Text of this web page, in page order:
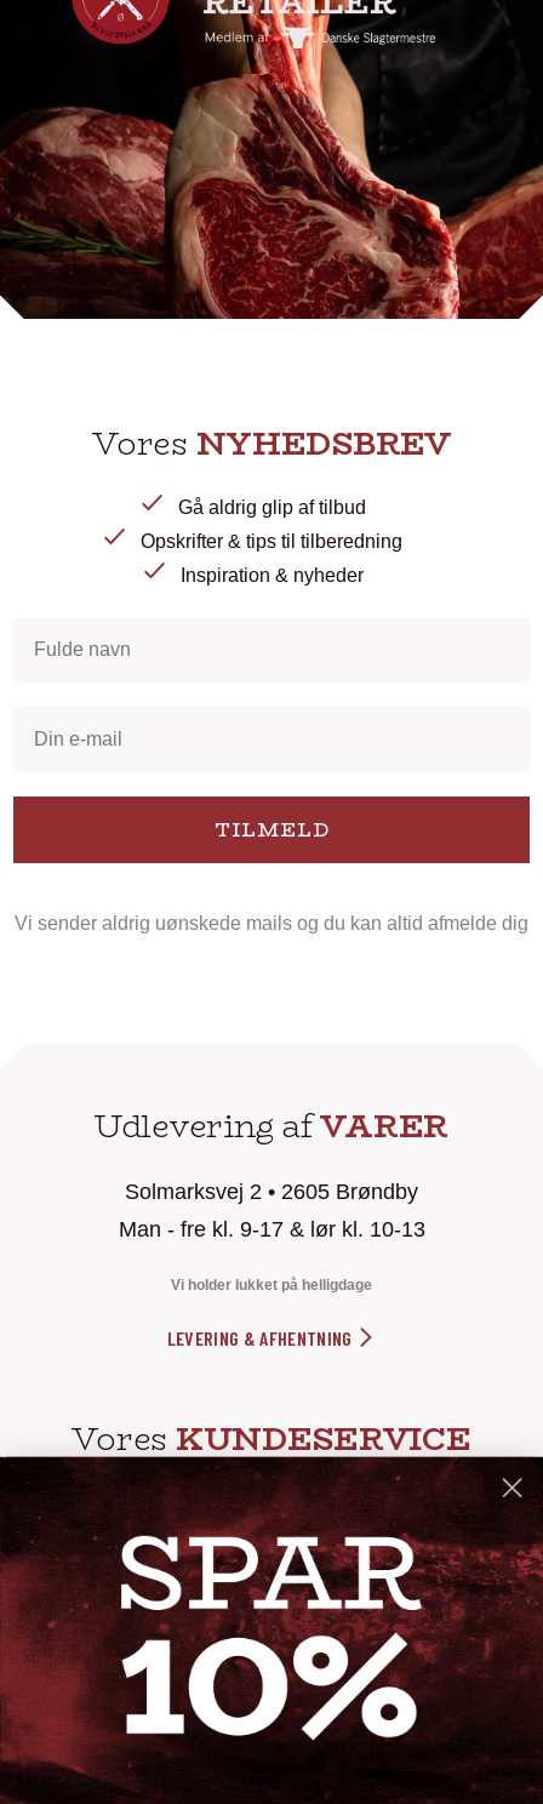
Vores NYHEDSBREV
Gå aldrig glip af tilbud
Opskrifter & tips til tilberedning
Inspiration & nyheder
TILMELD
Vi sender aldrig uønskede mails og du kan altid afmelde dig
Udlevering afVARER
Solmarksvej 2 • 2605 Brøndby
Man - fre kl. 9-17 & lør kl. 10-13
Vi holder lukket på helligdage
LEVERING & AFHENTNING
Vores KUNDESERVICE
info@steak-out.dk
+45 53644030
Telefontid: man - fre kl. 10-15
GENVEJE